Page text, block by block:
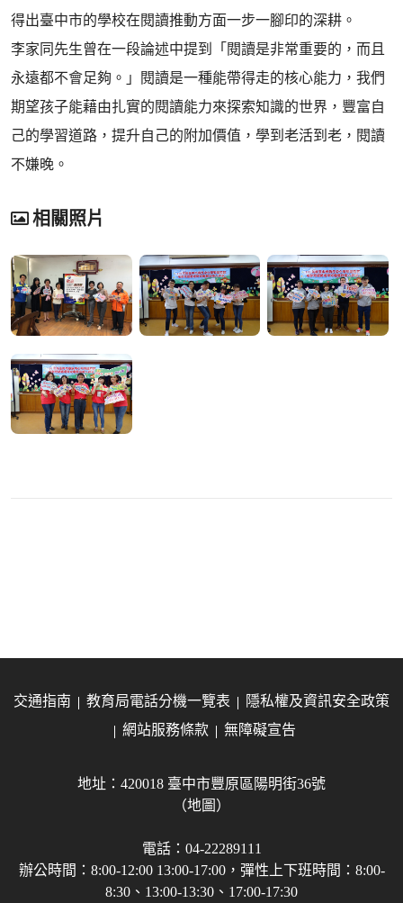
得出臺中市的學校在閱讀推動方面一步一腳印的深耕。
李家同先生曾在一段論述中提到「閱讀是非常重要的，而且
永遠都不會足夠。」閱讀是一種能帶得走的核心能力，我們
期望孩子能藉由扎實的閱讀能力來探索知識的世界，豐富自
己的學習道路，提升自己的附加價值，學到老活到老，閱讀
不嫌晚。
相關照片
交通指南 教育局電話分機一覽表
隱私權及資訊安全政策
網站服務條款
無障礙宣告
地址：420018 臺中市豐原區陽明街36號
（地圖）
電話：04-22289111
辦公時間：8:00-12:00 13:00-17:00，彈性上下班時間：8:00-
8:30、13:00-13:30、17:00-17:30